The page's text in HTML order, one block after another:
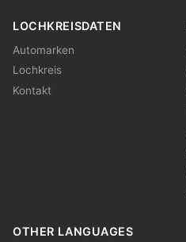
LOCHKREISDATEN
Automarken
Lochkreis
Kontakt
OTHER LANGUAGES